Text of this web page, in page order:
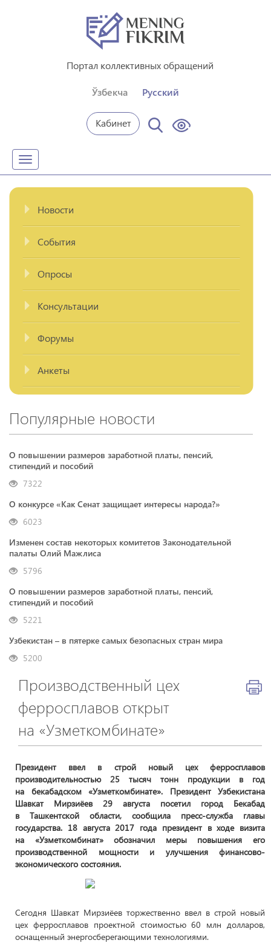
Портал коллективных обращений
Ўзбекча Русский
Кабинет
Toggle
navigation
Новости
События
Опросы
Консультации
Форумы
Анкеты
Популярные новости
О повышении размеров заработной платы, пенсий,
стипендий и пособий
7322
О конкурсе «Как Сенат защищает интересы народа?»
6023
Изменен состав некоторых комитетов Законодательной
палаты Олий Мажлиса
5796
О повышении размеров заработной платы, пенсий,
стипендий и пособий
5221
Узбекистан – в пятерке самых безопасных стран мира
5200
Производственный цех
ферросплавов открыт
на «Узметкомбинате»
Президент ввел в строй новый цех ферросплавов
производительностью 25 тысяч тонн продукции в год
на бекабадском «Узметкомбинате». Президент Узбекистана
Шавкат Мирзиёев 29 августа посетил город Бекабад
в Ташкентской области, сообщила пресс-служба главы
государства. 18 августа 2017 года президент в ходе визита
на «Узметкомбинат» обозначил меры повышения его
производственной мощности и улучшения финансово-
экономического состояния.
Сегодня Шавкат Мирзиёев торжественно ввел в строй новый
цех ферросплавов проектной стоимостью 60 млн долларов,
оснащенный энергосберегающими технологиями.